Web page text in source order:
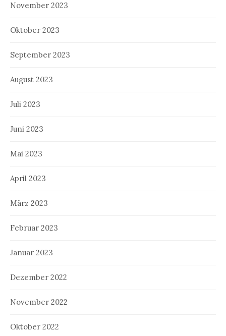
November 2023
Oktober 2023
September 2023
August 2023
Juli 2023
Juni 2023
Mai 2023
April 2023
März 2023
Februar 2023
Januar 2023
Dezember 2022
November 2022
Oktober 2022